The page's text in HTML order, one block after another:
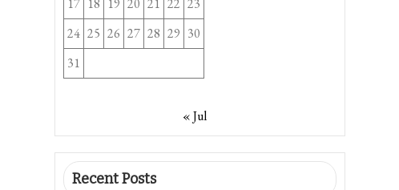
17 18 19 20 21 22 23
24 25 26 27 28 29 30
31
« Jul
Recent Posts